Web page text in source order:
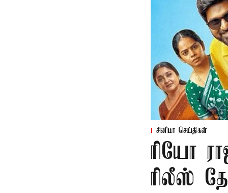
சினிமா செய்திகள்
ரியோ
ரிலீஸ்